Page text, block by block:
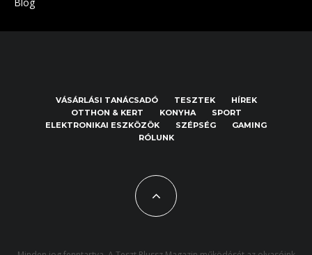
VÁSÁRLÁSI TANÁCSADÓ TESZTEK
HÍREK
OTTHON & KERT
KONYHA
SPORT
ELEKTRONIKAI ESZKÖZÖK
SZÉPSÉG
GAMING
RÓLUNK